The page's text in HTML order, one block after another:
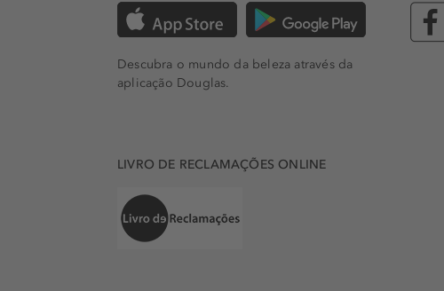
Descubra o mundo da beleza através da
aplicação Douglas.
LIVRO DE RECLAMAÇÕES ONLINE